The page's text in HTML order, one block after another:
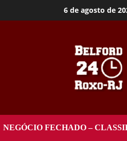
6 de agosto de
NEGÓCIO FECHADO –